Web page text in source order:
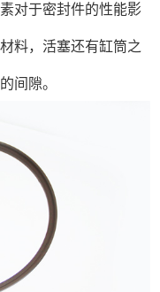
对于密封件的性能影
料，活塞还有缸筒之
间隙。